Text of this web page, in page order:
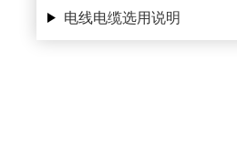
电线电缆选用说明